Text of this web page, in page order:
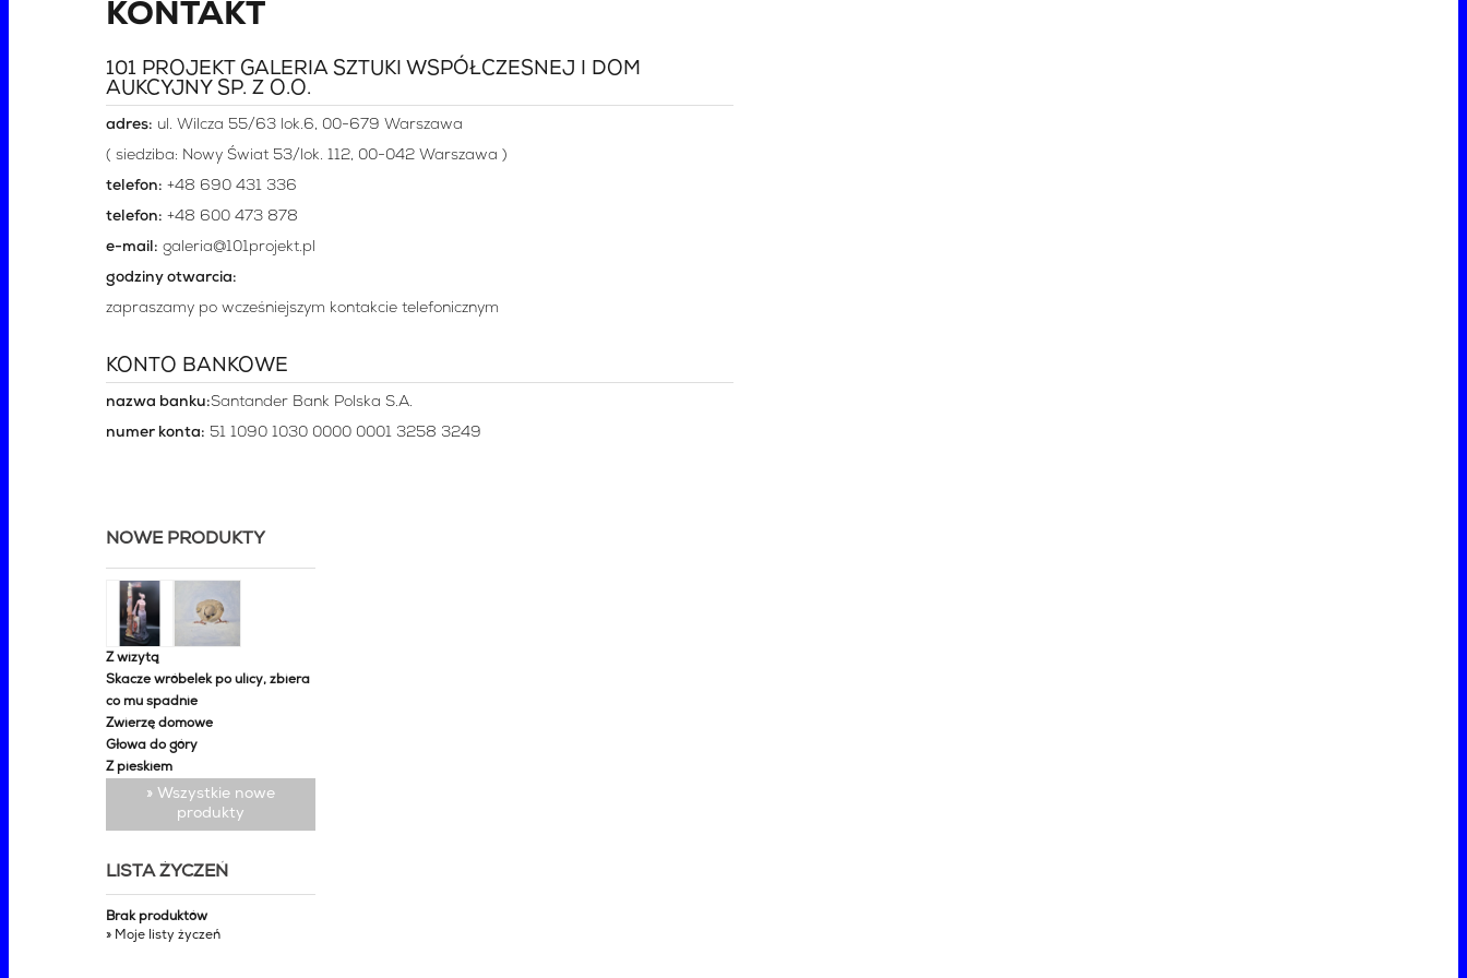
KONTAKT
101 PROJEKT GALERIA SZTUKI WSPÓŁCZESNEJ I DOM
AUKCYJNY SP. Z O.O.
adres: ul. Wilcza 55/63 lok.6, 00-679 Warszawa
( siedziba: Nowy Świat 53/lok. 112, 00-042 Warszawa )
telefon: +48 690 431 336
telefon: +48 600 473 878
e-mail: galeria@101projekt.pl
godziny otwarcia:
zapraszamy po wcześniejszym kontakcie telefonicznym
KONTO BANKOWE
nazwa banku:Santander Bank Polska S.A.
numer konta: 51 1090 1030 0000 0001 3258 3249
NOWE PRODUKTY
Z wizytą
Skacze wróbelek po ulicy, zbiera
co mu spadnie
Zwierzę domowe
Głowa do góry
Z pieskiem
» Wszystkie nowe
produkty
LISTA ŻYCZEŃ
Brak produktów
» Moje listy życzeń